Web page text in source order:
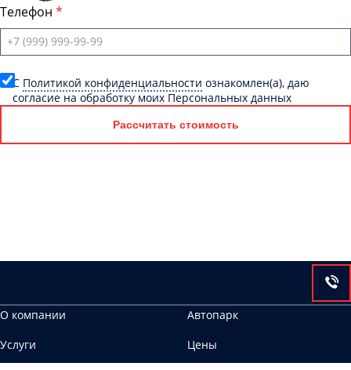
Телефон
C Политикой конфиденциальности ознакомлен(а), даю
согласие на обработку моих Персональных данных
Рассчитать стоимость
О компании
Автопарк
Услуги
Цены